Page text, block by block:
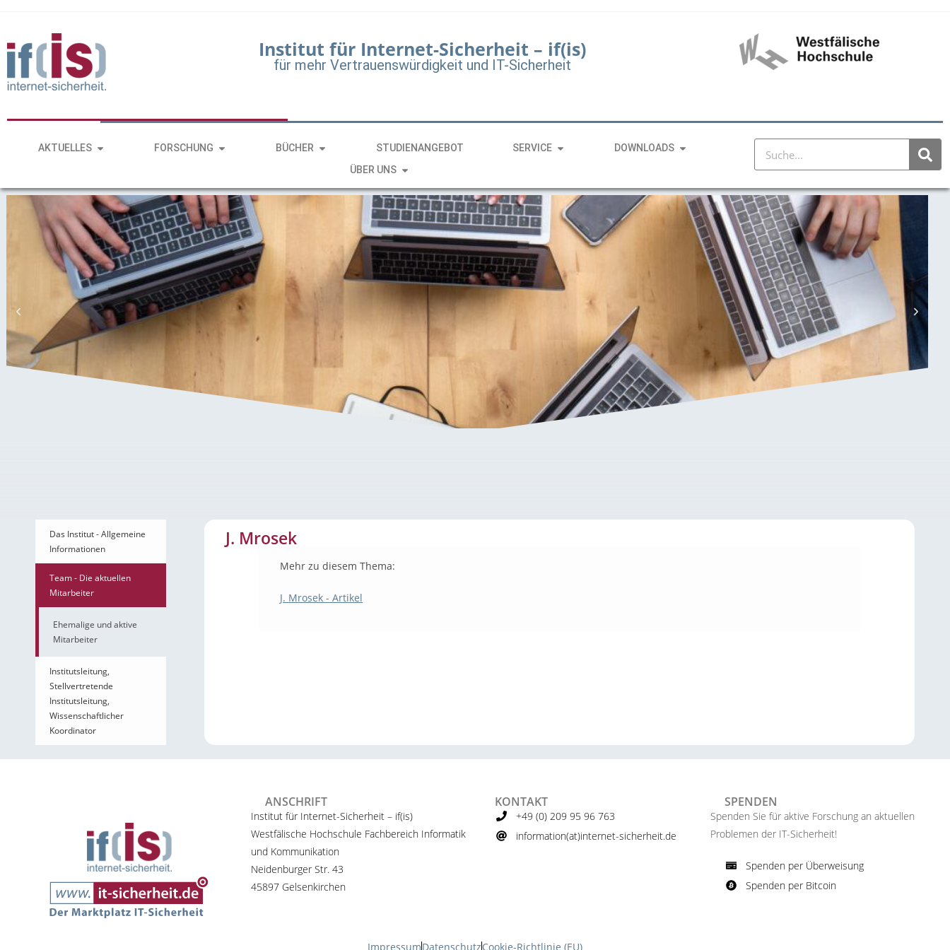
Institut für Internet-Sicherheit – if(is)
für mehr Vertrauenswürdigkeit und IT-Sicherheit
AKTUELLES FORSCHUNG BÜCHER STUDIENANGEBOT SERVICE
DOWNLOADS
ÜBER UNS
Das Institut - Allgemeine
Informationen
Team - Die aktuellen
Mitarbeiter
Ehemalige und aktive
Mitarbeiter
Institutsleitung,
Stellvertretende
Institutsleitung,
Wissenschaftlicher
Koordinator
J. Mrosek
Mehr zu diesem Thema:
J. Mrosek - Artikel
ANSCHRIFT
Institut für Internet-Sicherheit – if(is)
Westfälische Hochschule Fachbereich Informatik
und Kommunikation
Neidenburger Str. 43
45897 Gelsenkirchen
KONTAKT
+49 (0) 209 95 96 763
information(at)internet-sicherheit.de ​
SPENDEN
Spenden Sie für aktive Forschung an aktuellen
Problemen der IT-Sicherheit!​
Spenden per Überweisung​
Spenden per Bitcoin​
ImpressumDatenschutzCookie-Richtlinie (EU)